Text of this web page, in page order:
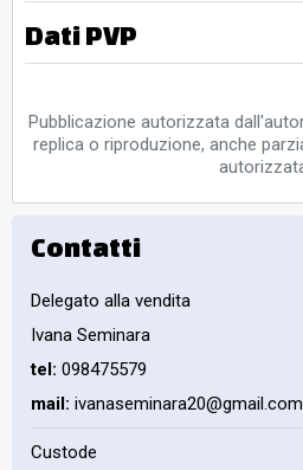
Dati PVP
Pubblicazione autorizzata
replica o riproduzione, anche
Contatti
Delegato alla vendita
Ivana Seminara
tel: 098475579
mail: ivanaseminara20@gmail.com
Custode